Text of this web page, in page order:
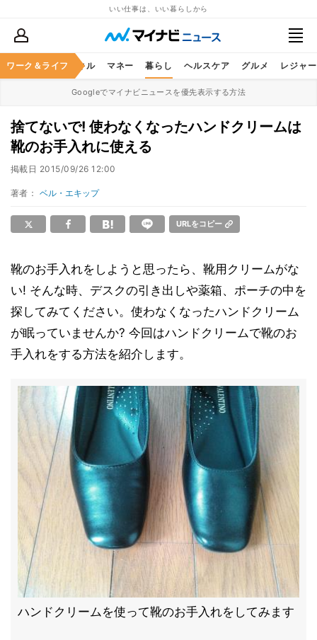
いい仕事は、いい暮らしから
ワーク＆ライフ
ア ビジネススキル マネー 暮らし ヘルスケア グルメ レジャー
Googleでマイナビニュースを優先表示する方法
捨てないで! 使わなくなったハンドクリームは
靴のお手入れに使える
掲載日 2015/09/26 12:00
著者： ベル・エキップ
URLをコピー
靴のお手入れをしようと思ったら、靴用クリームがな
い! そんな時、デスクの引き出しや薬箱、ポーチの中を
探してみてください。使わなくなったハンドクリーム
が眠っていませんか? 今回はハンドクリームで靴のお
手入れをする方法を紹介します。
ハンドクリームを使って靴のお手入れをしてみます